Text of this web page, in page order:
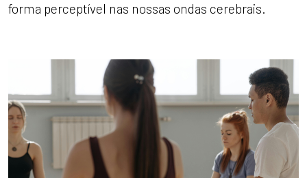
forma perceptível nas nossas ondas cerebrais.